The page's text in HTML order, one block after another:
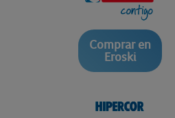
Comprar en
Eroski